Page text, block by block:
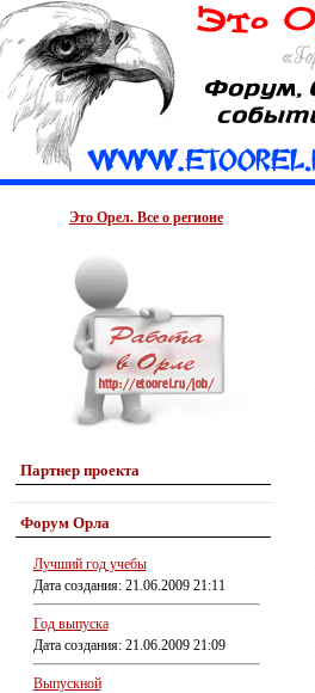
Это Орел. Все о регионе
Партнер проекта
Форум Орла
Лучший год учебы
Дата создания: 21.06.2009 21:11
Год выпуска
Дата создания: 21.06.2009 21:09
Выпускной